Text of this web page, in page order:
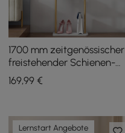
1700 mm zeitgenössischer
freistehender Schienen-
Stoffständer mit
Marmorsockel
169,99 €
Lernstart Angebote